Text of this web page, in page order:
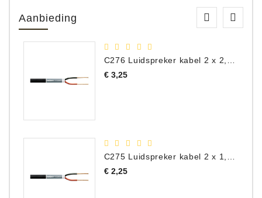
Aanbieding
C276 Luidspreker kabel 2 x 2,50 mm² (per meter)
€ 3,25Prijs
€ 2,25Prijs